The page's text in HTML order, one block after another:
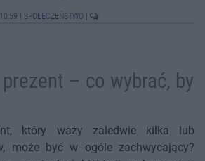
SPOŁECZEŃSTWO
– co wybrać, by
który waży zaledwie kilka lub
może być w ogóle zachwycający?